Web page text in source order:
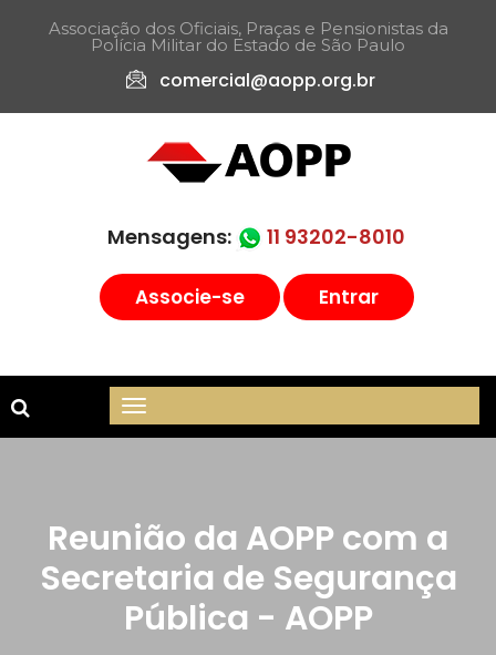
Associação dos Oficiais, Praças e Pensionistas da
Polícia Militar do Estado de São Paulo​
comercial@aopp.org.br
Mensagens: 11 93202-8010
Associe-se Entrar
Reunião da AOPP com a
Secretaria de Segurança
Pública - AOPP